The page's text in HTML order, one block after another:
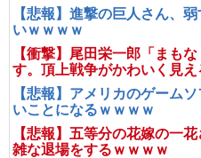
【悲報】進撃の巨人さん、
いｗｗｗｗ
【衝撃】尾田栄一郎「まも
す。頂上戦争がかわいく見
【悲報】アメリカのゲーム
いことになるｗｗｗｗ
【悲報】五等分の花嫁の一
雑な退場をするｗｗｗｗ